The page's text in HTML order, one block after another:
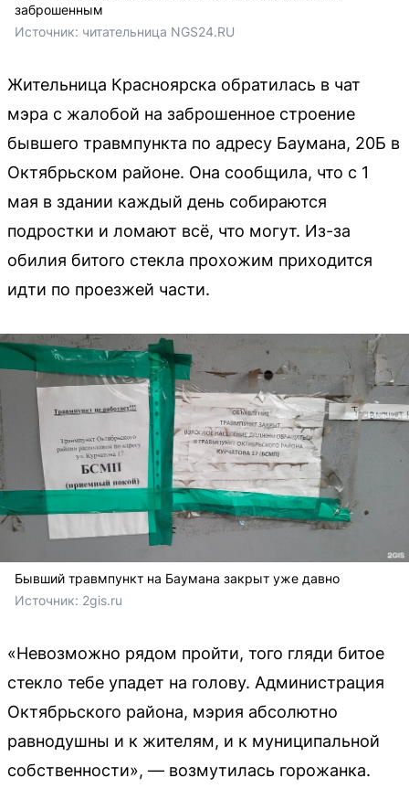
заброшенным
Источник: читательница NGS24.RU
Жительница Красноярска обратилась в чат
мэра с жалобой на заброшенное строение
бывшего травмпункта по адресу Баумана, 20Б в
Октябрьском районе. Она сообщила, что с 1
мая в здании каждый день собираются
подростки и ломают всё, что могут. Из-за
обилия битого стекла прохожим приходится
идти по проезжей части.
Бывший травмпункт на Баумана закрыт уже давно
Источник: 2gis.ru
«Невозможно рядом пройти, того гляди битое
стекло тебе упадет на голову. Администрация
Октябрьского района, мэрия абсолютно
равнодушны и к жителям, и к муниципальной
собственности», — возмутилась горожанка.